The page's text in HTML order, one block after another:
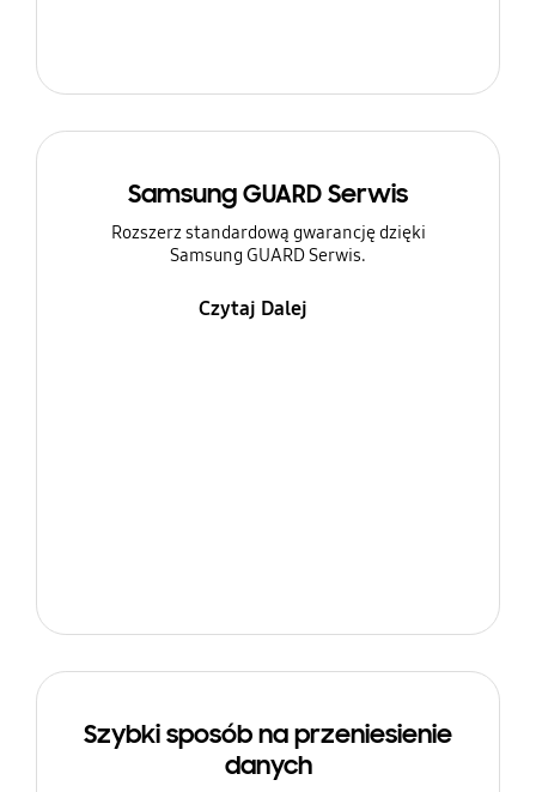
Samsung GUARD Serwis
Rozszerz standardową gwarancję dzięki
Samsung GUARD Serwis.
Czytaj Dalej
Szybki sposób na przeniesienie
danych